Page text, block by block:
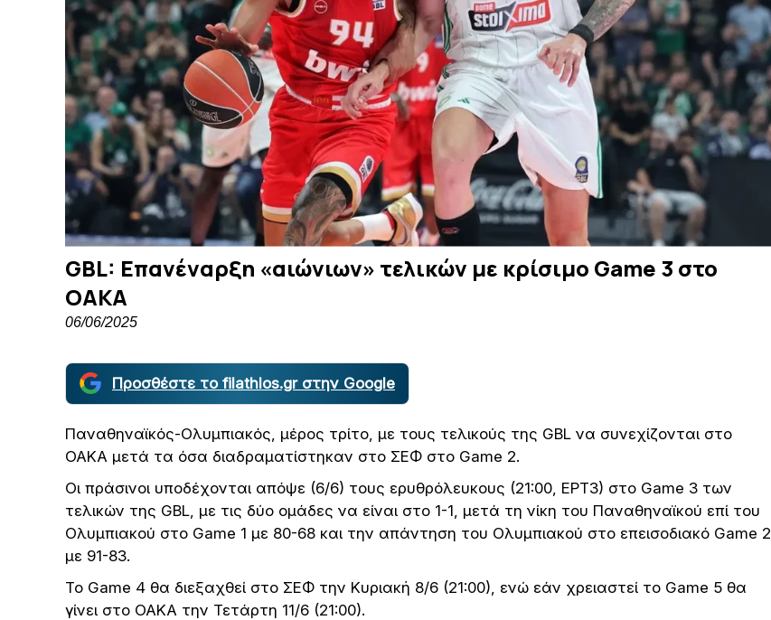
GBL: Επανέναρξη «αιώνιων» τελικών με κρίσιμο Game 3 στο
ΟΑΚΑ
06/06/2025
Προσθέστε το filathlos.gr στην Google
Παναθηναϊκός-Ολυμπιακός, μέρος τρίτο, με τους τελικούς της GBL να συνεχίζονται στο
ΟΑΚΑ μετά τα όσα διαδραματίστηκαν στο ΣΕΦ στο Game 2.
Οι πράσινοι υποδέχονται απόψε (6/6) τους ερυθρόλευκους (21:00, ΕΡΤ3) στο Game 3 των
τελικών της GBL, με τις δύο ομάδες να είναι στο 1-1, μετά τη νίκη του Παναθηναϊκού επί του
Ολυμπιακού στο Game 1 με 80-68 και την απάντηση του Ολυμπιακού στο επεισοδιακό Game 2
με 91-83.
Το Game 4 θα διεξαχθεί στο ΣΕΦ την Κυριακή 8/6 (21:00), ενώ εάν χρειαστεί το Game 5 θα
γίνει στο ΟΑΚΑ την Τετάρτη 11/6 (21:00).